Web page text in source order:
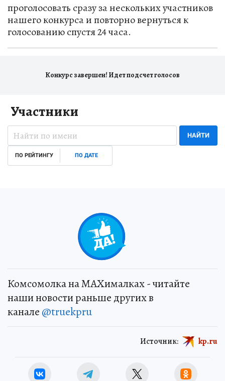
проголосовать сразу за нескольких участников
нашего конкурса и повторно вернуться к
голосованию спустя 24 часа.
Конкурс завершен! Идет подсчет голосов
Участники
НАЙТИ
ПО РЕЙТИНГУ ПО ДАТЕ
Комсомолка на MAXималках - читайте
наши новости раньше других в
канале @truekpru
Источник: kp.ru